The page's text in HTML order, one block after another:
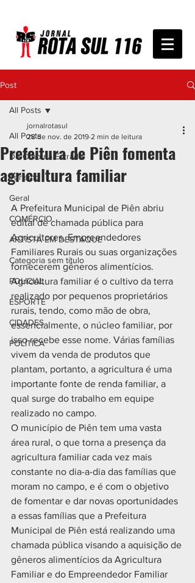
Post
All Posts
De Olho na Estrada
Turismo
Geral
COMÉRCIO
ARTISTA EM DESTAQUE
Categoria sem título
POLICIAL
ESPORTE
CIDADES
POLÍTICA
All Posts
Prefeitura de Piên fomenta
agricultura familiar
jornalrotasul
28 de nov. de 2019 2 min de leitura
A Prefeitura Municipal de Piên abriu
edital de chamada pública para
Agricultores, Empreendedores
Familiares Rurais ou suas organizações
fornecerem gêneros alimentícios.
Agricultura familiar é o cultivo da terra
realizado por pequenos proprietários
rurais, tendo, como mão de obra,
essencialmente, o núcleo familiar, por
isso recebe esse nome. Várias famílias
vivem da venda de produtos que
plantam, portanto, a agricultura é uma
importante fonte de renda familiar, a
qual surge do trabalho em equipe
realizado no campo.
O município de Piên tem uma vasta
área rural, o que torna a presença da
agricultura familiar cada vez mais
constante no dia-a-dia das famílias que
moram no campo, e é com o objetivo
de fomentar e dar novas oportunidades
a essas famílias que a Prefeitura
Municipal de Piên está realizando uma
chamada pública visando a aquisição de
gêneros alimentícios da Agricultura
Familiar e do Empreendedor Familiar